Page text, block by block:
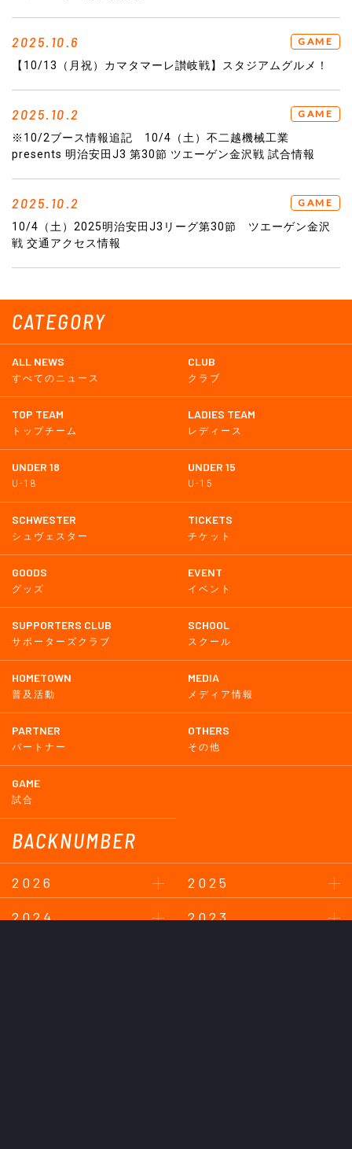
CATEGORY
ALL NEWS
すべてのニュース
CLUB
クラブ
TOP TEAM
トップチーム
LADIES TEAM
レディース
UNDER 18
U-18
UNDER 15
U-15
SCHWESTER
シュヴェスター
TICKETS
チケット
GOODS
グッズ
EVENT
イベント
SUPPORTERS CLUB
サポーターズクラブ
SCHOOL
スクール
HOMETOWN
普及活動
MEDIA
メディア情報
PARTNER
パートナー
OTHERS
その他
GAME
試合
BACKNUMBER
2026
2025
2024
2023
2025.10.6 GAME
【10/13（月祝）カマタマーレ讃岐戦】スタジアムグルメ！
2025.10.2 GAME
※10/2ブース情報追記 10/4（土）不二越機械工業
presents 明治安田J3 第30節 ツエーゲン金沢戦 試合情報
2025.10.2 GAME
10/4（土）2025明治安田J3リーグ第30節 ツエーゲン金沢
戦 交通アクセス情報